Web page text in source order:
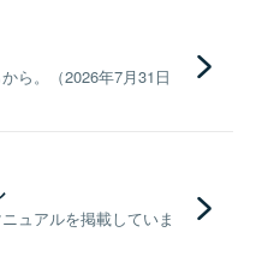
ら。（2026年7月31日
ュアルを掲載していま